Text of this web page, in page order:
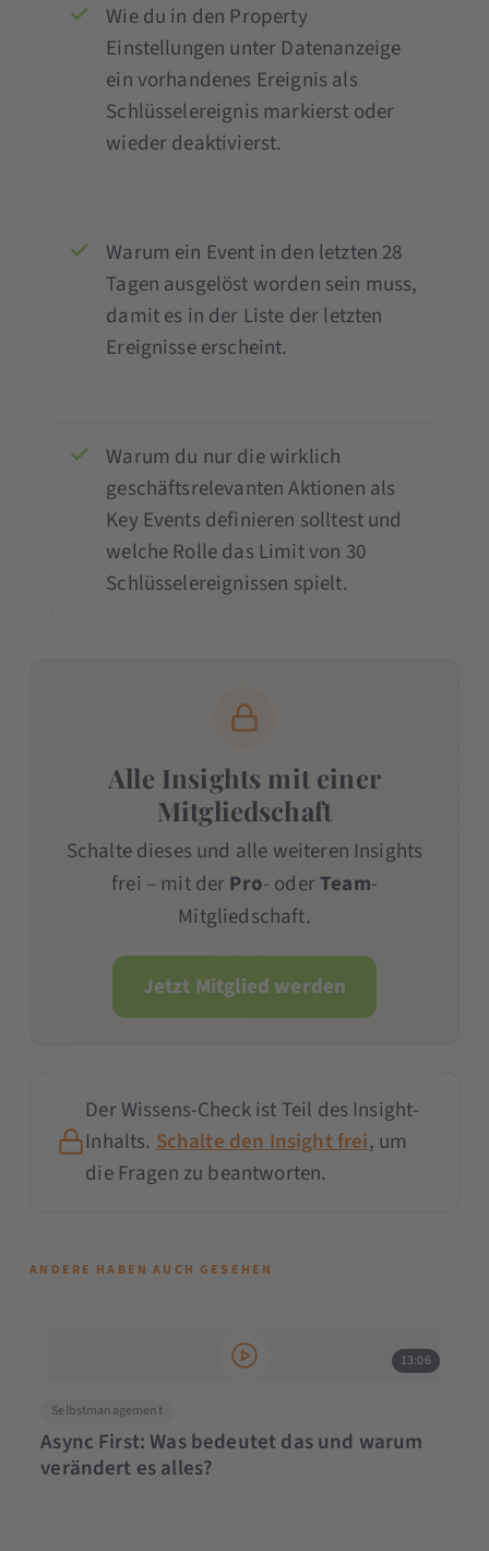
Wie du in den Property
Einstellungen unter Datenanzeige
ein vorhandenes Ereignis als
Schlüsselereignis markierst oder
wieder deaktivierst.
Warum ein Event in den letzten 28
Tagen ausgelöst worden sein muss,
damit es in der Liste der letzten
Ereignisse erscheint.
Warum du nur die wirklich
geschäftsrelevanten Aktionen als
Key Events definieren solltest und
welche Rolle das Limit von 30
Schlüsselereignissen spielt.
Alle Insights mit einer
Mitgliedschaft
Schalte dieses und alle weiteren Insights
frei – mit derPro- oderTeam-
Mitgliedschaft.
Jetzt Mitglied werden
Der Wissens-Check ist Teil des Insight-
Inhalts. Schalte den Insight frei, um
die Fragen zu beantworten.
ANDERE HABEN AUCH GESEHEN
13:06
Selbstmanagement
Async First: Was bedeutet das und warum
verändert es alles?